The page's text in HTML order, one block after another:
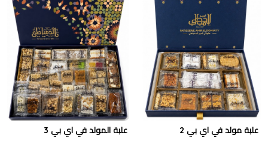
علبة مولد في اي بي 2 علبة المولد في اي بي 3